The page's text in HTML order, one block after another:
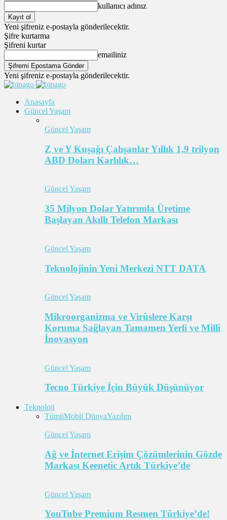
kullanıcı adınız
Yeni şifreniz e-postayla gönderilecektir.
Şifre kurtarma
Şifreni kurtar
emailiniz
Yeni şifreniz e-postayla gönderilecektir.
Anasayfa
Güncel Yaşam
Güncel Yaşam
Z ve Y Kuşağı Çalışanlar Yıllık 1,9 trilyon
ABD Doları Karlılık…
Güncel Yaşam
35 Milyon Dolar Yatırımla Üretime
Başlayan Akıllı Telefon Markası
Güncel Yaşam
Teknolojinin Yeni Merkezi NTT DATA
Güncel Yaşam
Mikroorganizma ve Virüslere Karşı
Koruma Sağlayan Tamamen Yerli ve Milli
İnovasyon
Güncel Yaşam
Tecno Türkiye İçin Büyük Düşünüyor
Teknoloji
TümüMobil DünyaYazılım
Güncel Yaşam
Ağ ve İnternet Erişim Çözümlerinin Gözde
Markası Keenetic Artık Türkiye’de
Güncel Yaşam
YouTube Premium Resmen Türkiye’de!